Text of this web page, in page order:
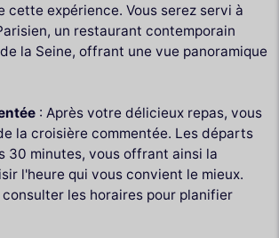
cette expérience. Vous serez servi à
un restaurant contemporain
la Seine, offrant une vue panoramique
: Après votre délicieux repas, vous
la croisière commentée. Les départs
30 minutes, vous offrant ainsi la
l'heure qui vous convient le mieux.
les horaires pour planifier